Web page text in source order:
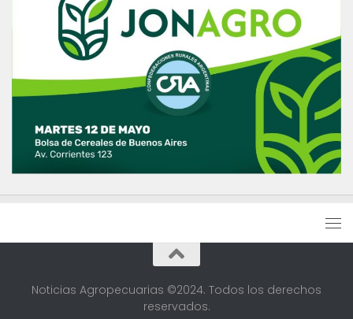
Noticias Agropecuarias ©2024. Todos los derechos
reservados.